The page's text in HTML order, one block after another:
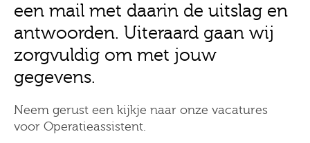
een mail met daarin de uitslag en
antwoorden. Uiteraard gaan wij
zorgvuldig om met jouw
gegevens.
Neem gerust een kijkje naar onze vacatures
voor Operatieassistent.